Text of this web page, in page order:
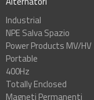
Industrial
NPE Salva Spazio
Power Products MV/HV
Portable
400Hz
Totally Enclosed
Magneti Permanenti